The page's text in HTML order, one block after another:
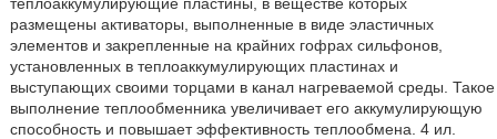
размещены активаторы, выполненные в виде эластичных
элементов и закрепленные на крайних гофрах сильфонов,
установленных в теплоаккумулирующих пластинах и
выступающих своими торцами в канал нагреваемой среды. Такое
выполнение теплообменника увеличивает его аккумулирующую
способность и повышает эффективность теплообмена. 4 ил.